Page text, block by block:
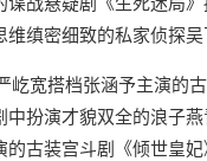
缜密细致的私家侦探吴
屹宽搭档张涵予主演的
扮演才貌双全的浪子燕
的古装宫斗剧《倾世皇